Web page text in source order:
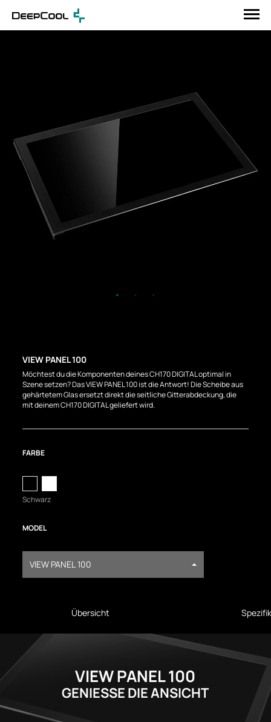
VIEW PANEL 100
Möchtest du die Komponenten deines CH170 DIGITAL optimal in
Szene setzen? Das VIEW PANEL 100 ist die Antwort! Die Scheibe aus
gehärtetem Glas ersetzt direkt die seitliche Gitterabdeckung, die
mit deinem CH170 DIGITAL geliefert wird.
FARBE
Schwarz
MODEL
VIEW PANEL 100
Übersicht
VIEW PANEL 100
GENIESSE DIE ANSICHT